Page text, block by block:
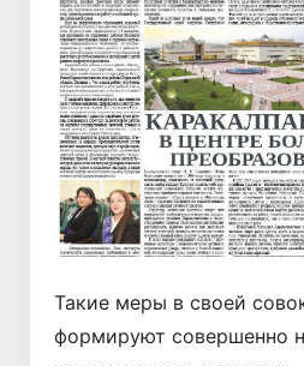
Такие меры в своей
формируют совершенно